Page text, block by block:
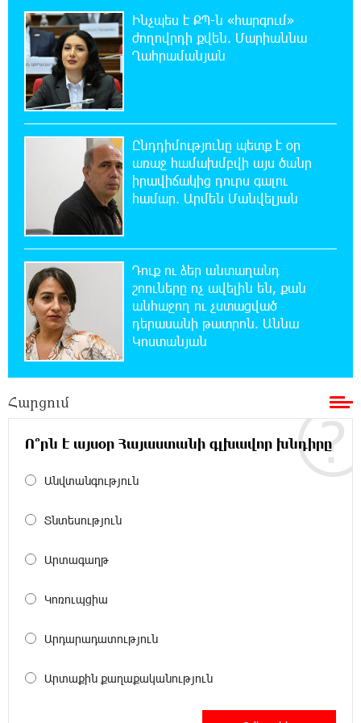
վարույթի շրջանակներում
19:37:10 8-08-2026
Փաշինյանն ու Թրամփը հեռախոսազրույց
են ունեցել
19:19:12 8-08-2026
Չհանե´ս խաչդ, Հայաստան աշխարհ․ Ուժեղ
Հայաստան
19:18:03 8-08-2026
Սիցիլիայի օդանավակայանը փակվել է
Էթնա հրաբխի ժայթքման պատճառով
19:16:13 8-08-2026
Հետվճարի փոխարեն՝ արժանապատիվ և
ֆիքսված թոշակ․ ինչու է գործող
համակարգը սոցիալական անարդարության խնդիր
ստեղծում. Հրայր Կամենդատյան
պարունակությունը գրեթե ամբողջ շաբաթ
Իրանը պատրաստ է բացել Հորմուզի
հանրապետության պայմանները
փառատոն
18:02:58 8-08-2026
Դմիտրի Մեդվեդև. Արևմուտքի
Ինչպես է ՔՊ-ն «հարգում»
ժողովրդի քվեն. Մարիաննա
Ղահրամանյան
Ընդդիմությունը պետք է օր
առաջ համախմբվի այս ծանր
իրավիճակից դուրս գալու
համար. Արմեն Մանվելյան
Դուք ու ձեր անտաղանդ
շոուները ոչ ավելին են, քան
անհաջող ու չստացված
դերասանի թատրոն. Աննա
Կոստանյան
Հարցում
Ո՞րն է այսօր Հայաստանի գլխավոր խնդիրը
Անվտանգություն
Տնտեսություն
Արտագաղթ
Կոռուպցիա
Արդարադատություն
Արտաքին քաղաքականություն